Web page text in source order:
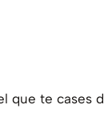
que te cases